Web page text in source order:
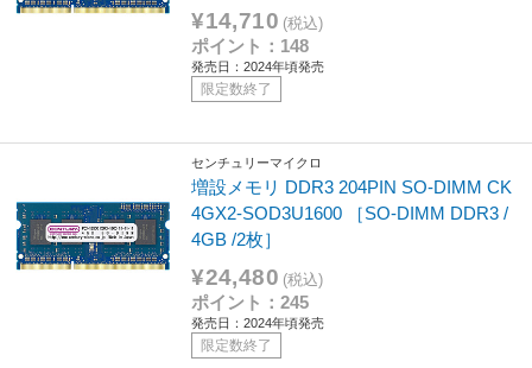
¥14,710 (税込)
ポイント：148
発売日：2024年頃発売
限定数終了
センチュリーマイクロ
増設メモリ DDR3 204PIN SO-DIMM CK
4GX2-SOD3U1600 ［SO-DIMM DDR3 /
4GB /2枚］
¥24,480 (税込)
ポイント：245
発売日：2024年頃発売
限定数終了